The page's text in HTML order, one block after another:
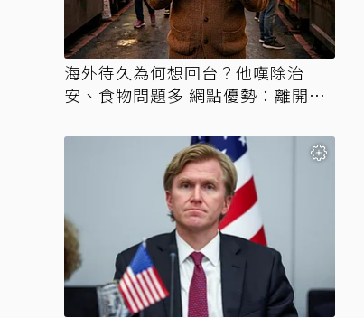
海外待久為何想回台？他嘆除治
安、食物問題多 網點優勢：離開才